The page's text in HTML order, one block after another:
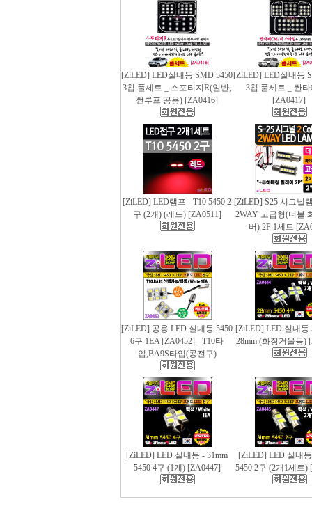
[ZiLED] LED실내등 SMD 5450
3칩 풀세트 _ 스포티지R(일반,
썬루프 공용) [ZA0416]
[ZiLED] LED실내등
3칩 풀세트 _ 싼
[ZA0417]
[ZiLED] LED램프 - T10 5450 2
구 (2개) (레드) [ZA0511]
[ZiLED] S25 시그널
2WAY 고급형(더블.
버) 2P 1세트
[ZiLED] 공용 LED 실내등 5450
6구 1EA [ZA0452] - T10타
입,BA9S타입(콩전구)
[ZiLED] LED 실내등
28mm (화장거울등)
[ZiLED] LED 실내등 - 31mm
5450 4구 (1개) [ZA0447]
[ZiLED] LED 실내
5450 2구 (2개1세트)